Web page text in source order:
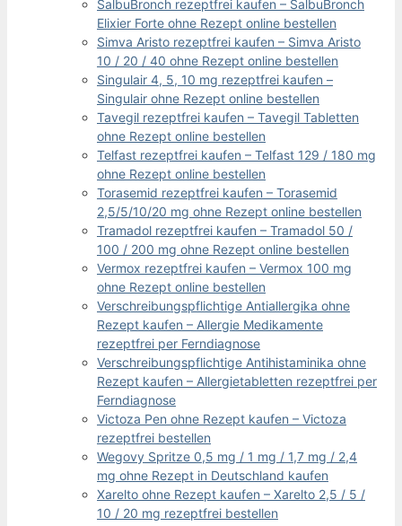
SalbuBronch rezeptfrei kaufen – SalbuBronch
Elixier Forte ohne Rezept online bestellen
Simva Aristo rezeptfrei kaufen – Simva Aristo
10 / 20 / 40 ohne Rezept online bestellen
Singulair 4, 5, 10 mg rezeptfrei kaufen –
Singulair ohne Rezept online bestellen
Tavegil rezeptfrei kaufen – Tavegil Tabletten
ohne Rezept online bestellen
Telfast rezeptfrei kaufen – Telfast 129 / 180 mg
ohne Rezept online bestellen
Torasemid rezeptfrei kaufen – Torasemid
2,5/5/10/20 mg ohne Rezept online bestellen
Tramadol rezeptfrei kaufen – Tramadol 50 /
100 / 200 mg ohne Rezept online bestellen
Vermox rezeptfrei kaufen – Vermox 100 mg
ohne Rezept online bestellen
Verschreibungspflichtige Antiallergika ohne
Rezept kaufen – Allergie Medikamente
rezeptfrei per Ferndiagnose
Verschreibungspflichtige Antihistaminika ohne
Rezept kaufen – Allergietabletten rezeptfrei per
Ferndiagnose
Victoza Pen ohne Rezept kaufen – Victoza
rezeptfrei bestellen
Wegovy Spritze 0,5 mg / 1 mg / 1,7 mg / 2,4
mg ohne Rezept in Deutschland kaufen
Xarelto ohne Rezept kaufen – Xarelto 2,5 / 5 /
10 / 20 mg rezeptfrei bestellen